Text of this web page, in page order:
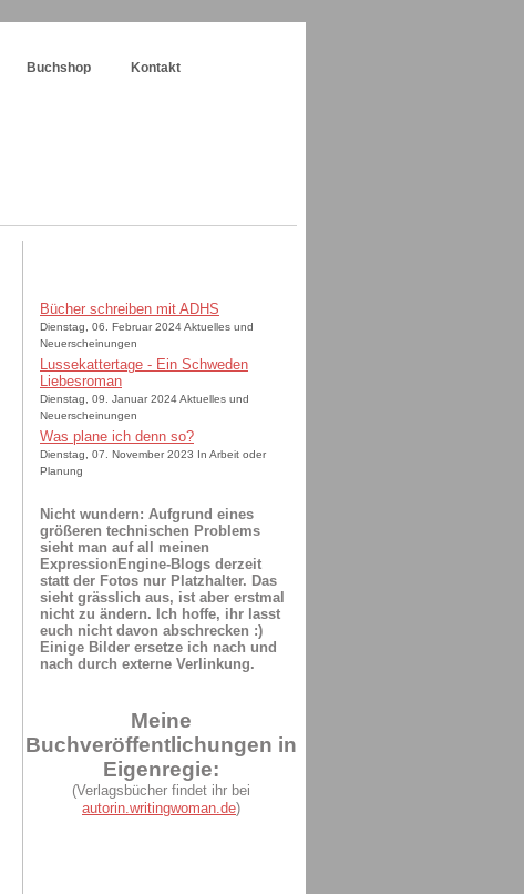
Buchshop Kontakt
Bücher schreiben mit ADHS
Dienstag, 06. Februar 2024 Aktuelles und
Neuerscheinungen
Lussekattertage - Ein Schweden
Liebesroman
Dienstag, 09. Januar 2024 Aktuelles und
Neuerscheinungen
Was plane ich denn so?
Dienstag, 07. November 2023 In Arbeit oder
Planung
Nicht wundern: Aufgrund eines
größeren technischen Problems
sieht man auf all meinen
ExpressionEngine-Blogs derzeit
statt der Fotos nur Platzhalter. Das
sieht grässlich aus, ist aber erstmal
nicht zu ändern. Ich hoffe, ihr lasst
euch nicht davon abschrecken :)
Einige Bilder ersetze ich nach und
nach durch externe Verlinkung.
Meine
Buchveröffentlichungen in
Eigenregie:
(Verlagsbücher findet ihr bei
autorin.writingwoman.de)